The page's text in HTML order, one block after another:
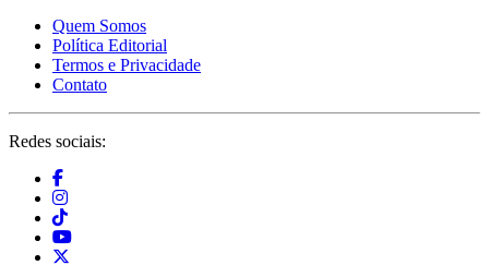
Quem Somos
Política Editorial
Termos e Privacidade
Contato
Redes sociais: